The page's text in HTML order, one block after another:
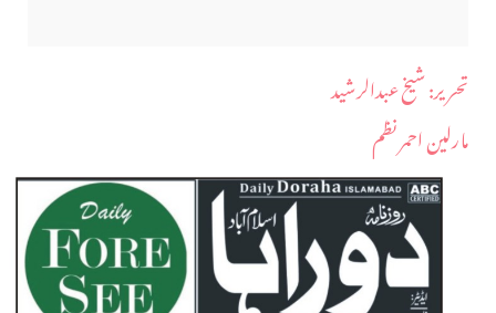
​تحریر: شیخ عبدالرشید
مارلین احمر نظم